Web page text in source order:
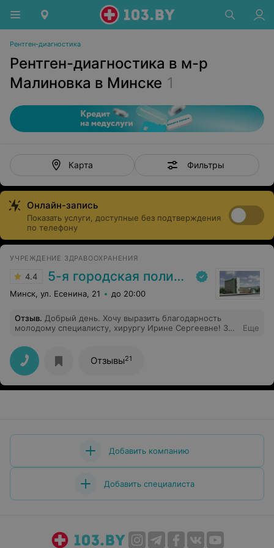
Рентген-диагностика
Рентген-диагностика в м-р
Малиновка в Минске 1
Карта Фильтры
Онлайн-запись
Показать услуги, доступные без подтверждения
по телефону
УЧРЕЖДЕНИЕ ЗДРАВООХРАНЕНИЯ
4.4 5-я городская поликлиника
Минск, ул. Есенина, 21 до 20:00
Отзыв. Добрый день. Хочу выразить благодарность
молодому специалисту, хирургу Ирине Сергеевне! За
у Вас всё получится в профессиональной сфере и
личной жизни! Благодарю.
Еще
Отзывы21
Добавить компанию
Добавить специалиста